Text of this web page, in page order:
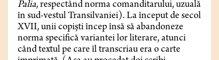
Palia, respectând norma comanditarului, uzuală
în sud-vestul Transilvaniei). La început de secol
XVII, unii copiști încep însă să abandoneze
norma specifică variantei lor literare, atunci
când textul pe care îl transcriau era o carte